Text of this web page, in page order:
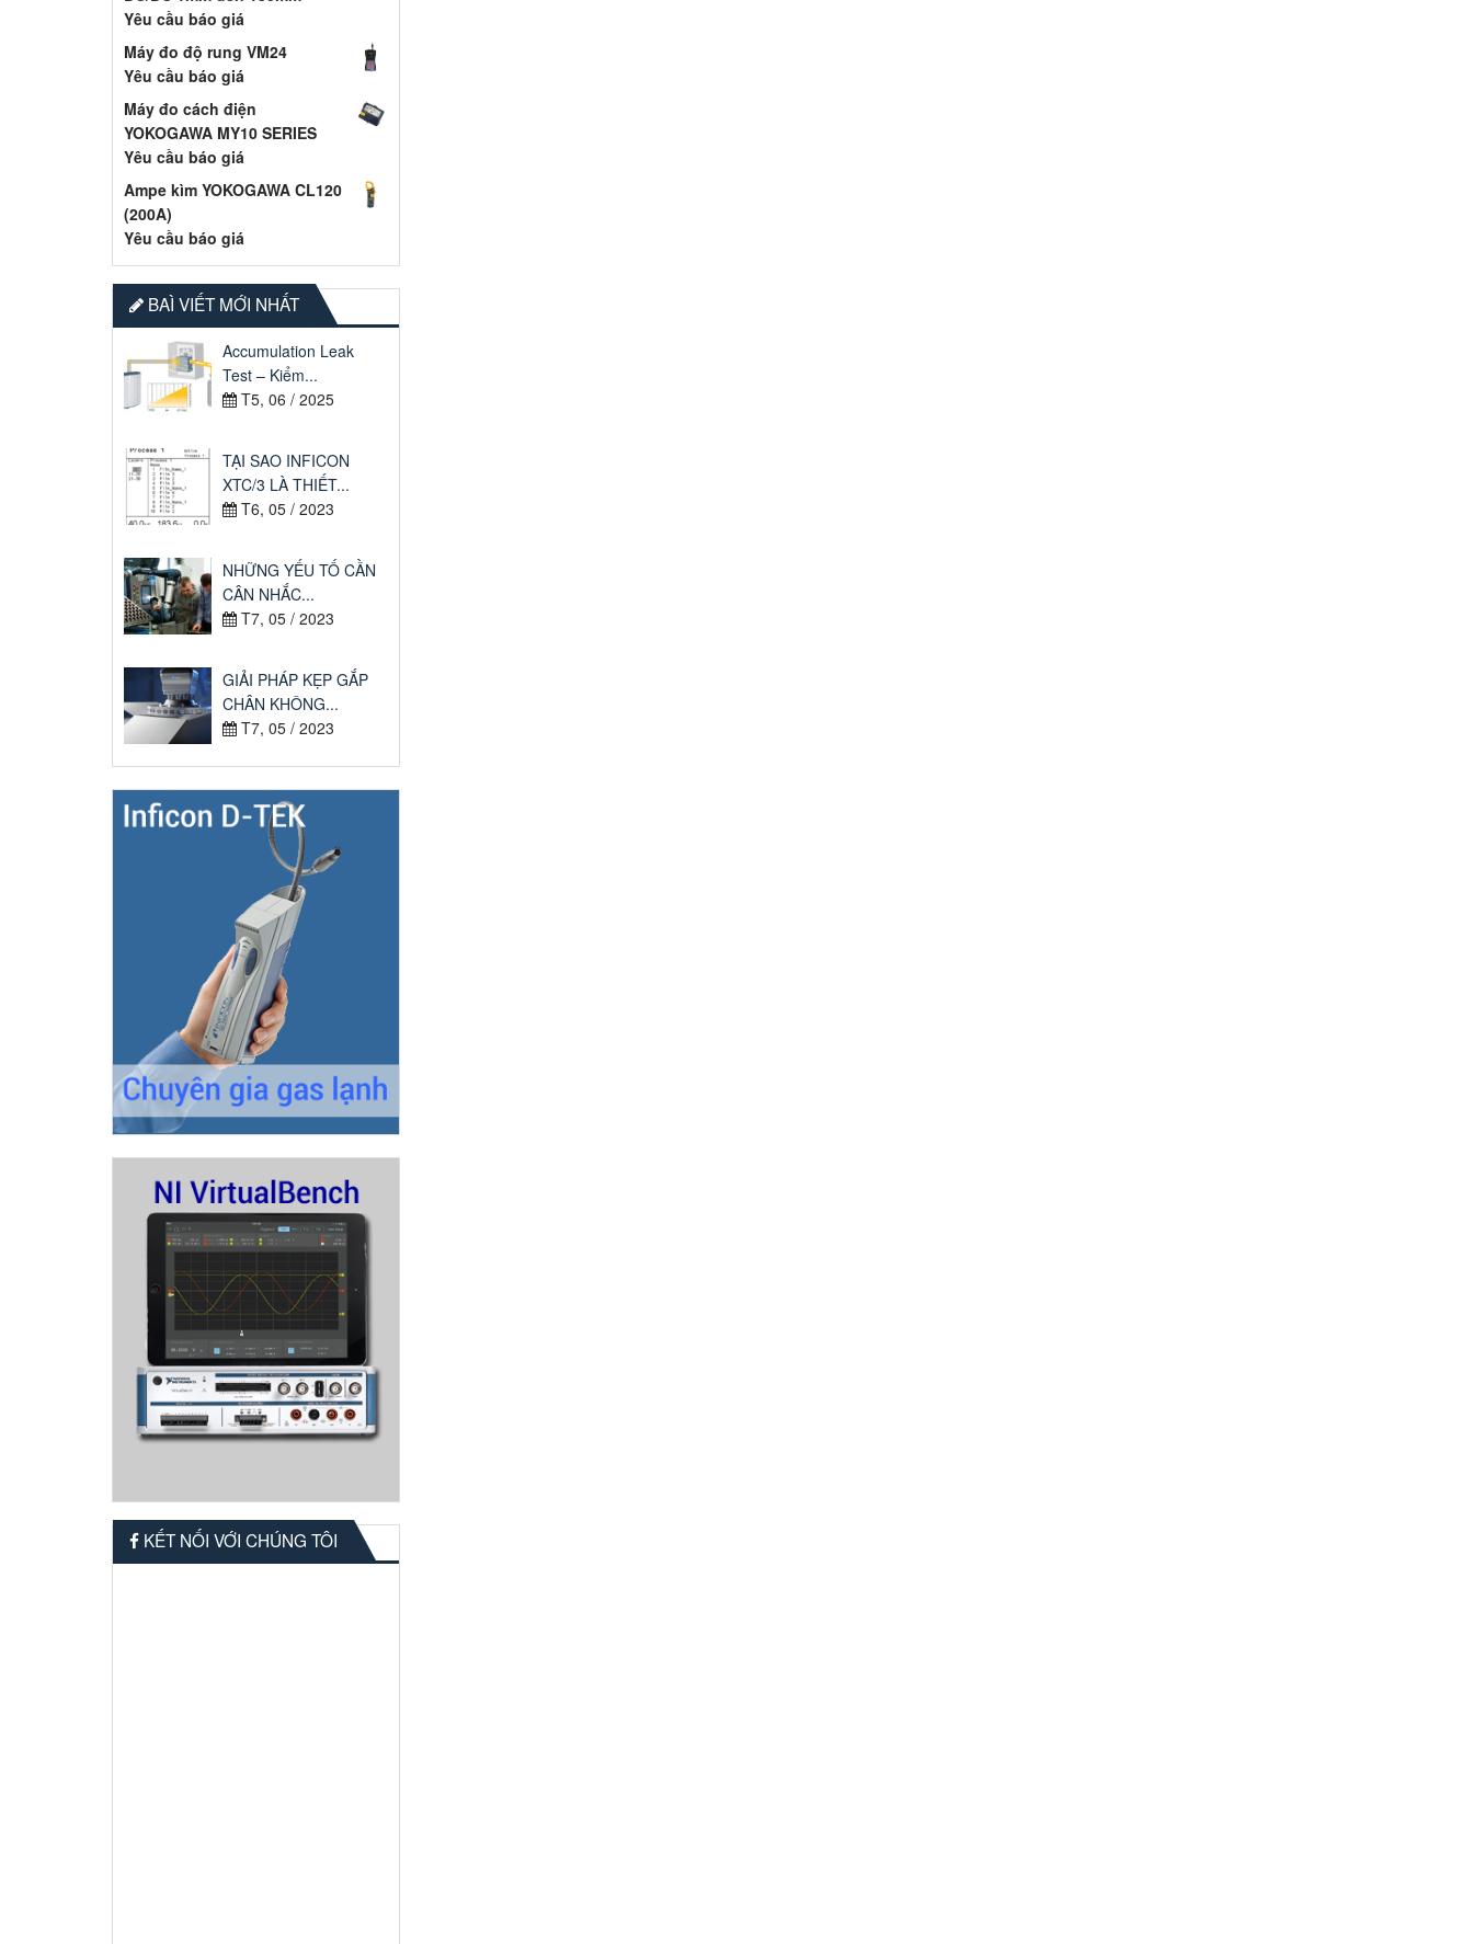
Yêu cầu báo giá
Máy đo độ rung VM24
Yêu cầu báo giá
Máy đo cách điện
YOKOGAWA MY10 SERIES
Yêu cầu báo giá
Ampe kìm YOKOGAWA CL120
(200A)
Yêu cầu báo giá
BAÌ VIẾT MỚI NHẤT
Accumulation Leak
Test – Kiểm...
T5, 06 / 2025
TẠI SAO INFICON
XTC/3 LÀ THIẾT...
T6, 05 / 2023
NHỮNG YẾU TỐ CẦN
CÂN NHẮC...
T7, 05 / 2023
GIẢI PHÁP KẸP GẮP
CHÂN KHÔNG...
T7, 05 / 2023
KẾT NỐI VỚI CHÚNG TÔI